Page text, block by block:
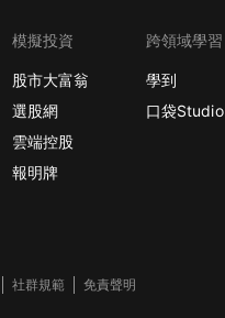
模擬投資
股市大富翁
選股網
雲端控股
報明牌
跨領域學習
學到
口袋Studio
社群規範 免責聲明